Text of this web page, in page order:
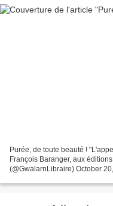
Purée, de toute beauté !
François Baranger, aux
(@GwalarnLibraire) October